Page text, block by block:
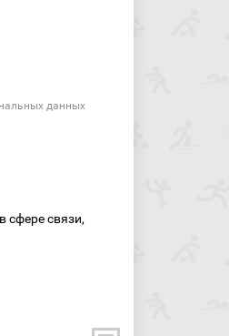
данных
сфере связи,